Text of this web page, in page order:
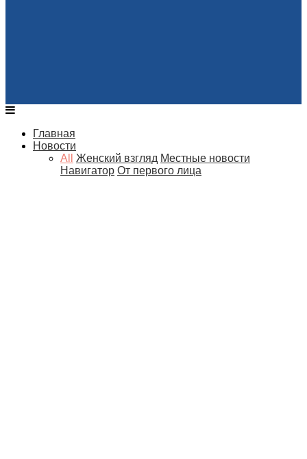
Главная
Новости
All
Женский взгляд Местные новости
Навигатор От первого лица